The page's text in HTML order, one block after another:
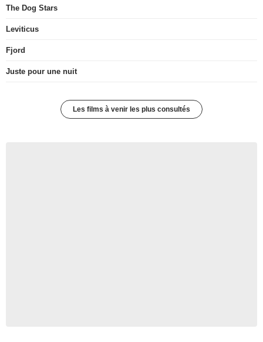
The Dog Stars
Leviticus
Fjord
Juste pour une nuit
Les films à venir les plus consultés